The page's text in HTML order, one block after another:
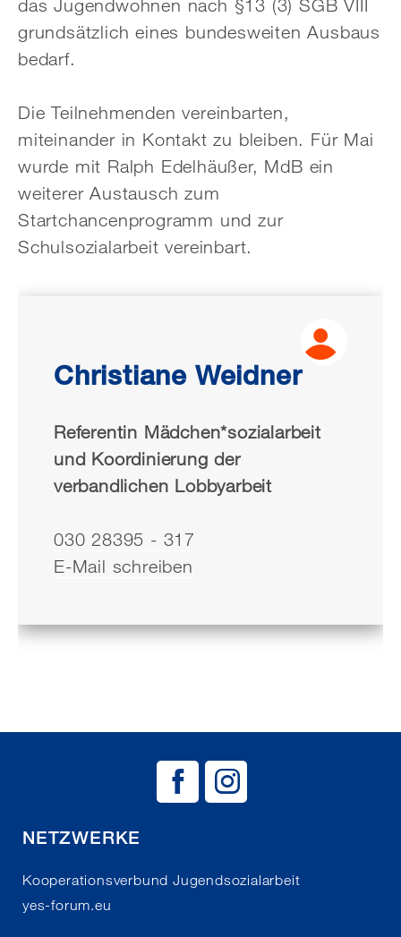
das Jugendwohnen nach §13 (3) SGB VIII
grundsätzlich eines bundesweiten Ausbaus
bedarf.
Die Teilnehmenden vereinbarten,
miteinander in Kontakt zu bleiben. Für Mai
wurde mit Ralph Edelhäußer, MdB ein
weiterer Austausch zum
Startchancenprogramm und zur
Schulsozialarbeit vereinbart.
Christiane Weidner
Referentin Mädchen*sozialarbeit
und Koordinierung der
verbandlichen Lobbyarbeit
030 28395 - 317
E-Mail schreiben
NETZWERKE
Kooperationsverbund Jugendsozialarbeit
yes-forum.eu
BAG EJSA